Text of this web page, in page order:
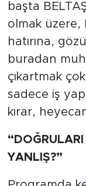
başta
olmak üzere,
hatırına,
buradan
çıkartmak
sadece iş
kırar,
YANLIŞ?”